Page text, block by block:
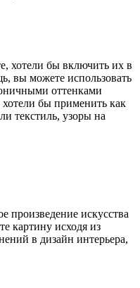
хотели бы включить их в
вы можете использовать
оттенками
бы применить как
текстиль, узоры на
произведение искусства
картину исходя из
в дизайн интерьера,